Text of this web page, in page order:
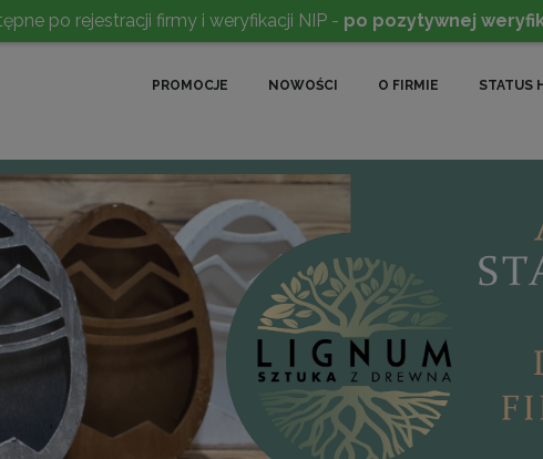
po rejestracji firmy i weryfikacji NIP - po pozytywnej
PROMOCJE NOWOŚCI O FIRMIE STATUS